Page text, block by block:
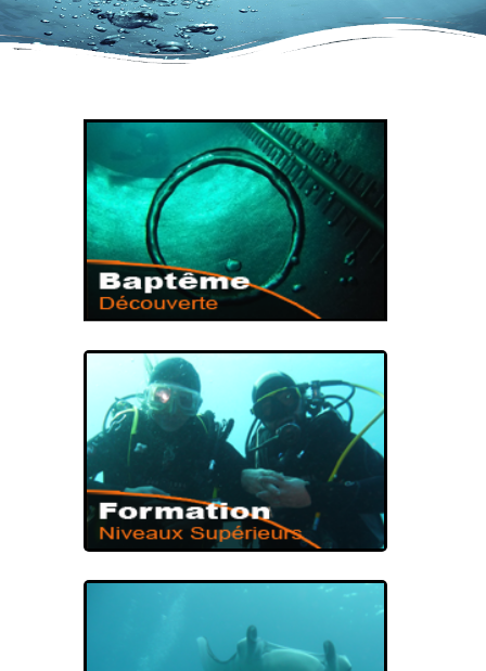
BAPTÊME DE
PLONGÉE
PREMIÈRE IMMERSION
NIVEAUX DE PLONGÉE